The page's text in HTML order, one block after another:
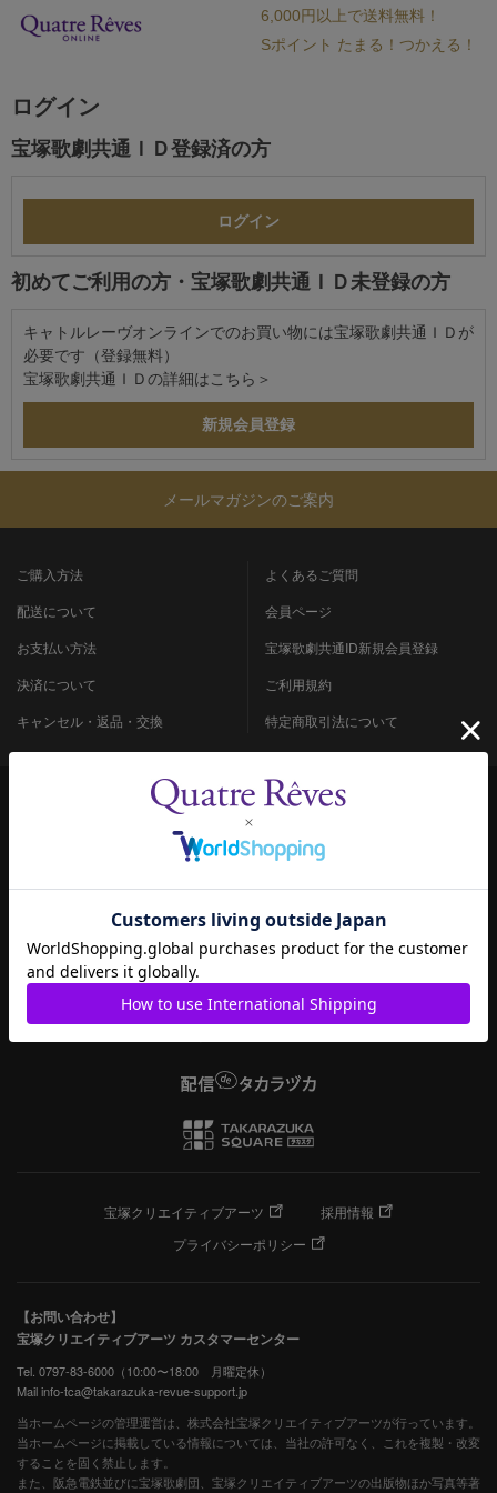
6,000円以上で送料無料！
Sポイント たまる！つかえる！
ログイン
宝塚歌劇共通ＩＤ登録済の方
初めてご利用の方・宝塚歌劇共通ＩＤ未登録の方
キャトルレーヴオンラインでのお買い物には宝塚歌劇共通ＩＤが
必要です（登録無料）
宝塚歌劇共通ＩＤの詳細は こちら＞
メールマガジンのご案内
ご購入方法
配送について
お支払い方法
決済について
キャンセル・返品・交換
よくあるご質問
会員ページ
宝塚歌劇共通ID新規会員登録
ご利用規約
特定商取引法について
宝塚クリエイティブアーツ
採用情報
プライバシーポリシー
【お問い合わせ】
宝塚クリエイティブアーツ カスタマーセンター
Tel. 0797-83-6000（10:00〜18:00 月曜定休）
Mail info-tca@takarazuka-revue-support.jp
当ホームページの管理運営は、株式会社宝塚クリエイティブアーツが行っています。
当ホームページに掲載している情報については、当社の許可なく、これを複製・改変
することを固く禁止します。
また、阪急電鉄並びに宝塚歌劇団、宝塚クリエイティブアーツの出版物ほか写真等著